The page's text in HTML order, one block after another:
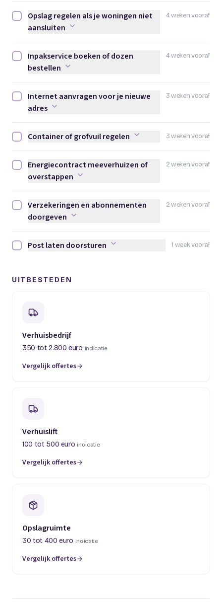
4 weken vooraf
Opslag regelen als je woningen niet aansluiten afvinken
Opslag regelen als je woningen niet
aansluiten
4 weken vooraf
Inpakservice boeken of dozen bestellen afvinken
Inpakservice boeken of dozen
bestellen
3 weken vooraf
Internet aanvragen voor je nieuwe adres afvinken
Internet aanvragen voor je nieuwe
adres
3 weken vooraf
Container of grofvuil regelen afvinken
Container of grofvuil regelen
2 weken vooraf
Energiecontract meeverhuizen of overstappen afvinken
Energiecontract meeverhuizen of
overstappen
2 weken vooraf
Verzekeringen en abonnementen doorgeven afvinken
Verzekeringen en abonnementen
doorgeven
1 week vooraf
Post laten doorsturen afvinken
Post laten doorsturen
UITBESTEDEN
Verhuisbedrijf
350 tot 2.800 euro indicatie
Vergelijk offertes
(opent in een nieuw tabblad)
Verhuislift
100 tot 500 euro indicatie
Vergelijk offertes
(opent in een nieuw tabblad)
Opslagruimte
30 tot 400 euro indicatie
Vergelijk offertes
(opent in een nieuw tabblad)